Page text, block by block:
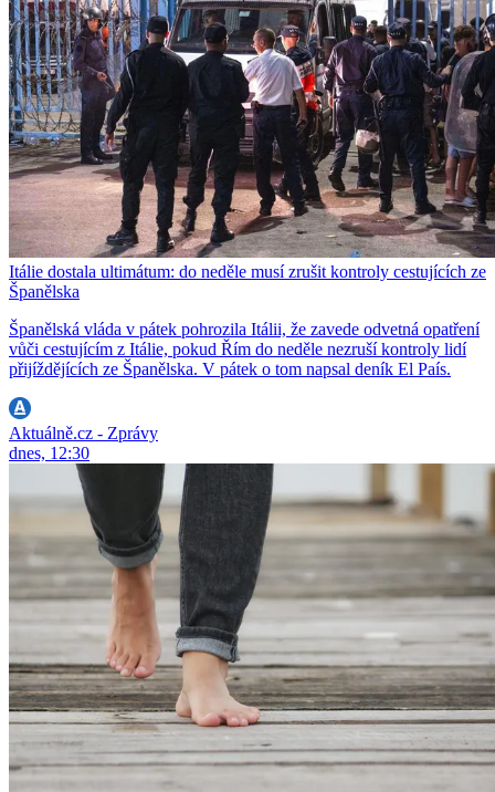
Itálie dostala ultimátum: do neděle musí zrušit kontroly cestujících ze
Španělska
Španělská vláda v pátek pohrozila Itálii, že zavede odvetná opatření
vůči cestujícím z Itálie, pokud Řím do neděle nezruší kontroly lidí
přijíždějících ze Španělska. V pátek o tom napsal deník El País.
Aktuálně.cz - Zprávy
dnes, 12:30